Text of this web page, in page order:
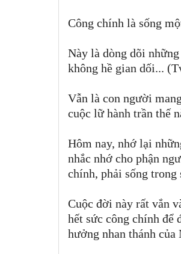
Công chính là sống
Này là dòng dõi
không hề gian dối...
Vẫn là con người
cuộc lữ hành trần thế
Hôm nay, nhớ lại
nhắc nhớ cho phận
chính, phải sống trong
Cuộc đời này rất vắn
hết sức công chính để
hưởng nhan thánh